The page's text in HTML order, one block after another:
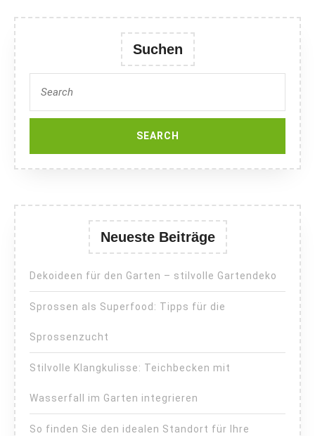
Suchen
for:
Neueste Beiträge
Dekoideen für den Garten – stilvolle Gartendeko
Sprossen als Superfood: Tipps für die
Sprossenzucht
Stilvolle Klangkulisse: Teichbecken mit
Wasserfall im Garten integrieren
So finden Sie den idealen Standort für Ihre